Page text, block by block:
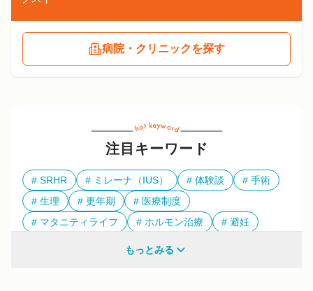
病院・クリニックを探す
注目キーワード
SRHR ミレーナ（IUS） 体験談
手術
生理
更年期
医療制度
マタニティライフ
ホルモン治療
避妊
もっとみる